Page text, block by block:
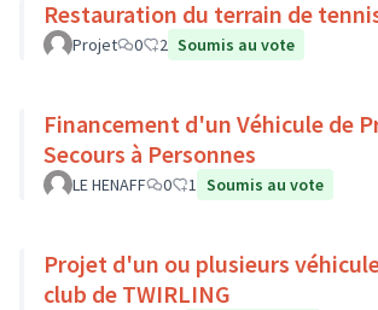
Restauration du terrain de
Projet 0 2 Soumis au vote
Financement d'un Véhicule de
Secours à Personnes
LE HENAFF 0 1 Soumis au vote
Projet d'un ou plusieurs
club de TWIRLING